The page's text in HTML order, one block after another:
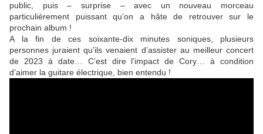
public, puis – surprise – avec un nouveau morceau
particulièrement puissant qu’on a hâte de retrouver sur le
prochain album !
A la fin de ces soixante-dix minutes soniques, plusieurs
personnes juraient qu’ils venaient d’assister au meilleur concert
de 2023 à date… C’est dire l’impact de Cory… à condition
d’aimer la guitare électrique, bien entendu !